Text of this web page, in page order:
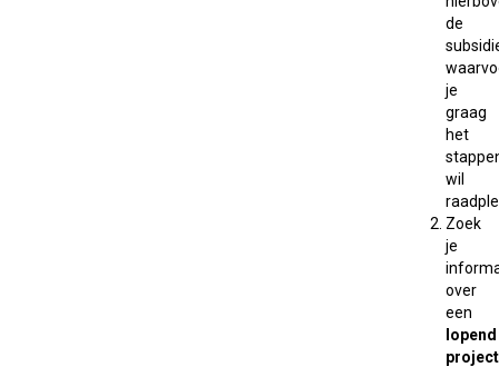
de
je
graag
het
wil
Zoek
je
over
een
lopend
project